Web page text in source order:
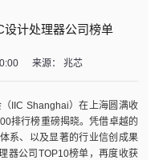
设计处理器公司榜单
来源： 兆芯
IIC Shanghai）在上海圆满收
排行榜重磅揭晓。凭借卓越的
系、以及显著的行业信创成果
器公司TOP10榜单，再度收获